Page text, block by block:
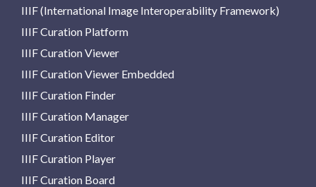
IIIF (International Image Interoperability Framework)
IIIF Curation Platform
IIIF Curation Viewer
IIIF Curation Viewer Embedded
IIIF Curation Finder
IIIF Curation Manager
IIIF Curation Editor
IIIF Curation Player
IIIF Curation Board